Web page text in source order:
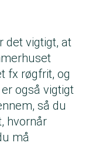
det vigtigt, at
fx røgfrit, og
også vigtigt
så du
hvornår
må